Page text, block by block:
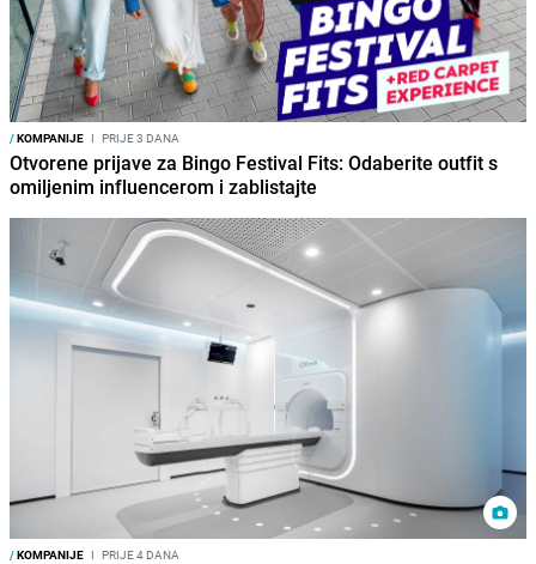
/KOMPANIJE I PRIJE 3 DANA
Otvorene prijave za Bingo Festival Fits: Odaberite outfit s
omiljenim influencerom i zablistajte
/KOMPANIJE I PRIJE 4 DANA